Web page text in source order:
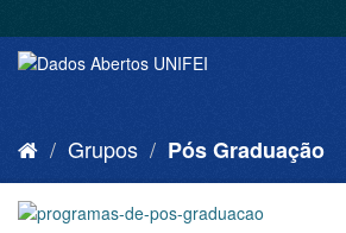
Grupos Pós Graduação